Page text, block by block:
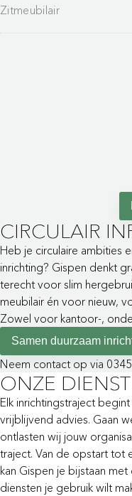
Zitmeubilair
CIRCULAIR
Heb je circulaire ambities
inrichting? Gispen denkt
terecht voor slim
meubilair én voor nieuw,
Zowel voor kantoor-,
Samen duurzaam
Neem contact op via
ONZE
Elk inrichtingstraject
vrijblijvend advies. Gaan
ontlasten wij jouw
traject. Van de opstart tot
kan Gispen je bijstaan
diensten je gebruik wilt